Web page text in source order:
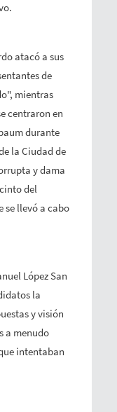
atacó a sus
de
mientras
centraron en
durante
la Ciudad de
y dama
del
se llevó a cabo
López San
la
y visión
a menudo
intentaban